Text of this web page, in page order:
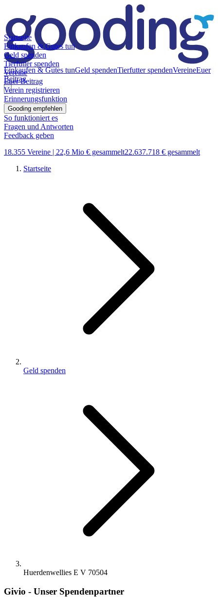
Einkaufen & Gutes tunGeld spendenTierfutter spendenVereineEuer
Beitrag
Startseite
Einkaufen & Gutes tun
Geld spenden
Tierfutter spenden
Vereine
Euer Beitrag
Verein registrieren
Erinnerungsfunktion
Gooding empfehlen
So funktioniert es
Fragen und Antworten
Feedback geben
18.355 Vereine | 22,6 Mio € gesammelt22.637.718 € gesammelt
Startseite
Geld spenden
Huerdenwellies E V 70504
Givio - Unser Spendenpartner